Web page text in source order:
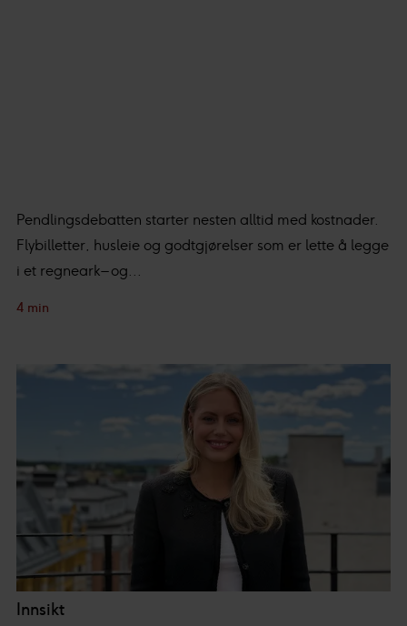
Pendlingsdebatten starter nesten alltid med kostnader.
Flybilletter, husleie og godtgjørelser som er lette å legge
i et regneark – og...
4 min
Innsikt